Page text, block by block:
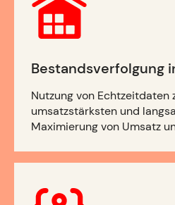
Bestandsverfolgung
Nutzung von
umsatzstärksten und
Maximierung von Umsatz